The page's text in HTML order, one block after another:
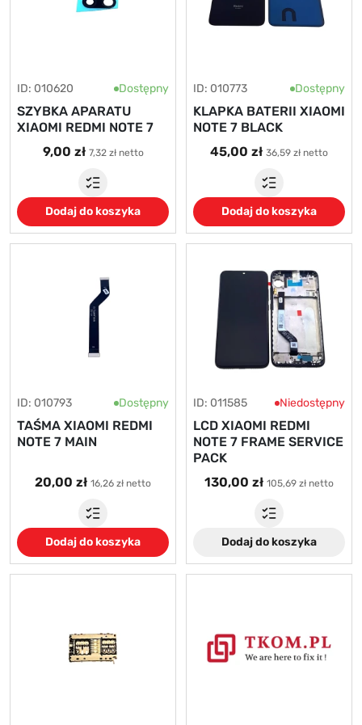
ID: 010620 Dostępny
SZYBKA APARATU
XIAOMI REDMI NOTE 7
9,00 zł 7,32 zł netto
Dodaj do koszyka
ID: 010773 Dostępny
KLAPKA BATERII XIAOMI
NOTE 7 BLACK
45,00 zł 36,59 zł netto
Dodaj do koszyka
ID: 010793 Dostępny
TAŚMA XIAOMI REDMI
NOTE 7 MAIN
20,00 zł 16,26 zł netto
Dodaj do koszyka
ID: 011585 Niedostępny
LCD XIAOMI REDMI
NOTE 7 FRAME SERVICE
PACK
130,00 zł 105,69 zł netto
Dodaj do koszyka